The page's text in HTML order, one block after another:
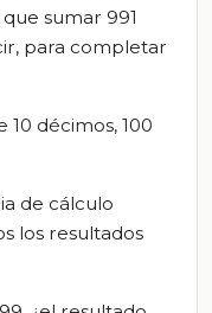
sumar 991
para completar
10 décimos, 100
de cálculo
los resultados